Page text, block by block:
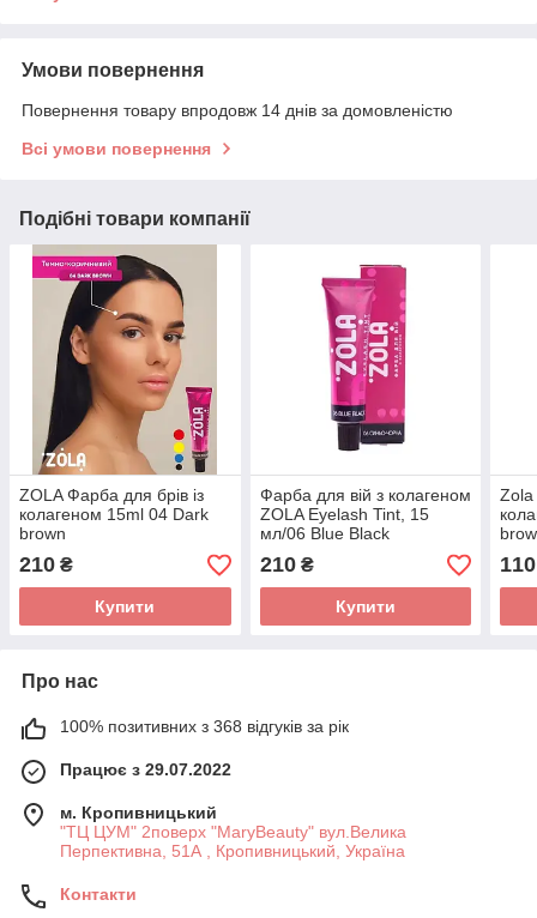
Умови повернення
Повернення товару впродовж 14 днів за домовленістю
Всі умови повернення
Подібні товари компанії
ZOLA Фарба для брів із
колагеном 15ml 04 Dark
brown
210 ₴
Купити
Фарба для вій з колагеном
ZOLA Eyelash Tint, 15
мл/06 Blue Black
210₴
Купити
Zola
110
Про нас
100% позитивних з 368 відгуків за рік
Працює з 29.07.2022
м. Кропивницький
"ТЦ ЦУМ" 2поверх "MaryBeauty" вул.Велика
Перпективна, 51А , Кропивницький, Україна
Контакти